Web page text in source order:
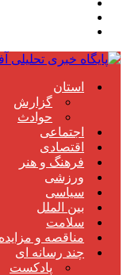
استان
گزارش
حوادث
اجتماعی
اقتصادی
فرهنگ و هنر
ورزشی
سیاسی
بین الملل
سلامت
مناقصه و مزایده
چند رسانه ای
پادکست